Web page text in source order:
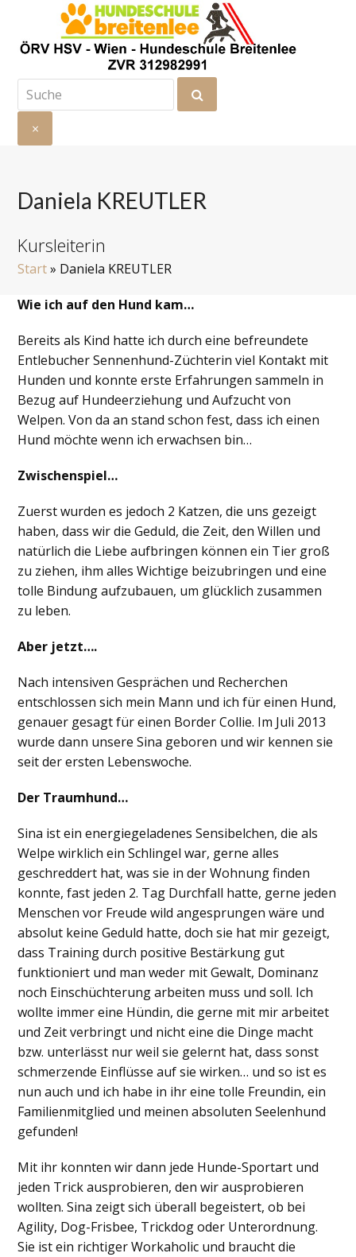
Suche
×
Suche
Daniela KREUTLER
Kursleiterin
Start» Daniela KREUTLER
Wie ich auf den Hund kam…
Bereits als Kind hatte ich durch eine befreundete
Entlebucher Sennenhund-Züchterin viel Kontakt mit
Hunden und konnte erste Erfahrungen sammeln in
Bezug auf Hundeerziehung und Aufzucht von
Welpen. Von da an stand schon fest, dass ich einen
Hund möchte wenn ich erwachsen bin…
Zwischenspiel…
Zuerst wurden es jedoch 2 Katzen, die uns gezeigt
haben, dass wir die Geduld, die Zeit, den Willen und
natürlich die Liebe aufbringen können ein Tier groß
zu ziehen, ihm alles Wichtige beizubringen und eine
tolle Bindung aufzubauen, um glücklich zusammen
zu leben.
Aber jetzt….
Nach intensiven Gesprächen und Recherchen
entschlossen sich mein Mann und ich für einen Hund,
genauer gesagt für einen Border Collie. Im Juli 2013
wurde dann unsere Sina geboren und wir kennen sie
seit der ersten Lebenswoche.
Der Traumhund…
Sina ist ein energiegeladenes Sensibelchen, die als
Welpe wirklich ein Schlingel war, gerne alles
geschreddert hat, was sie in der Wohnung finden
konnte, fast jeden 2. Tag Durchfall hatte, gerne jeden
Menschen vor Freude wild angesprungen wäre und
absolut keine Geduld hatte, doch sie hat mir gezeigt,
dass Training durch positive Bestärkung gut
funktioniert und man weder mit Gewalt, Dominanz
noch Einschüchterung arbeiten muss und soll. Ich
wollte immer eine Hündin, die gerne mit mir arbeitet
und Zeit verbringt und nicht eine die Dinge macht
bzw. unterlässt nur weil sie gelernt hat, dass sonst
schmerzende Einflüsse auf sie wirken… und so ist es
nun auch und ich habe in ihr eine tolle Freundin, ein
Familienmitglied und meinen absoluten Seelenhund
gefunden!
Mit ihr konnten wir dann jede Hunde-Sportart und
jeden Trick ausprobieren, den wir ausprobieren
wollten. Sina zeigt sich überall begeistert, ob bei
Agility, Dog-Frisbee, Trickdog oder Unterordnung.
Sie ist ein richtiger Workaholic und braucht die